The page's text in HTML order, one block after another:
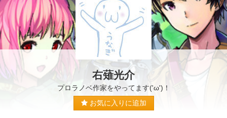
右薙光介
プロラノベ作家をやってます('ω')！
お気に入りに追加